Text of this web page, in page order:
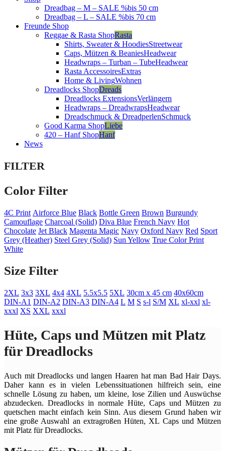
Dreadbag – M – SALE %bis 50 cm
Dreadbag – L – SALE %bis 70 cm
Freunde Shop
Reggae & Rasta ShopRasta
Shirts, Sweater & HoodiesStreetwear
Caps, Mützen & BeaniesHeadwear
Headwraps – Turban – TubeHeadwear
Rasta AccessoiresExtras
Home & LivingWohnen
Dreadlocks ShopDreads
Dreadlocks ExtensionsVerlängern
Headwraps – DreadwrapsHeadwear
Dreadschmuck & DreadperlenSchmuck
Good Karma ShopLiebe
420 – Hanf ShopHanf
News
FILTER
Color Filter
4C Print Airforce Blue Black Bottle Green Brown Burgundy
Camouflage Charcoal (Solid) Diva Blue French Navy Hot
Chocolate Jet Black Magenta Magic Navy Oxford Navy Red Sport
Grey (Heather) Steel Grey (Solid) Sun Yellow True Color Print
White
Size Filter
2XL 3x3 3XL 4x4 4XL 5.5x5.5 5XL 30cm x 45 cm 40x60cm
DIN-A1 DIN-A2 DIN-A3 DIN-A4 L M S s-l S/M XL xl-xxl xl-
xxxl XS XXL xxxl
Hüte, Caps und Mützen mit Platz
für Dreadlocks
Auch mit Dreadlocks und langen Haaren hat man Bad Hair Days.
Daher kann es in vielen Lebenssituationen hilfreich sein, eine
schnelle Lösung zu haben, um kleine, lose Zilien und Auswüchse
abzudecken. Dreadlocks in normale Hüte, Caps und Mützen zu
quetschen macht einfach kein Sinn. Aus diesem Grund haben wir
eine große Auswahl an extragroßen Hüten, XL Caps und Mützen
mit Platz für Dreadlocks.